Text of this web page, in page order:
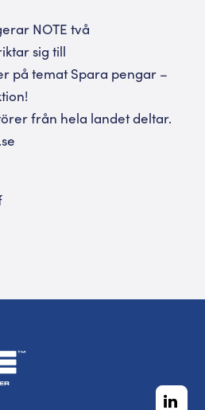
NOTE två
sig till
på temat Spara pengar –
från hela landet deltar.